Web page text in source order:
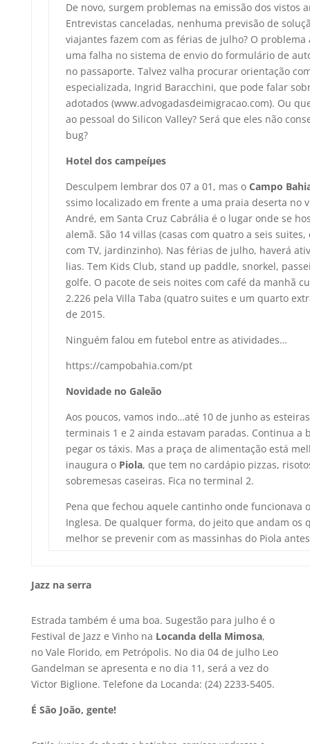
De novo, surgem problemas na emissão dos vistos
Entrevistas canceladas, nenhuma previsão de
viajantes fazem com as férias de julho? O problema
uma falha no sistema de envio do formulário de
no passaporte. Talvez valha procurar orientação
especializada, Ingrid Baracchini, que pode falar
adotados (www.advogadasdeimigracao.com). Ou
ao pessoal do Silicon Valley? Será que eles não
bug?
Hotel dos campeíµes
Desculpem lembrar dos 07 a 01, mas o Campo
ssimo localizado em frente a uma praia deserta no
André, em Santa Cruz Cabrália é o lugar onde se
alemã. São 14 villas (casas com quatro a seis
com TV, jardinzinho). Nas férias de julho, haverá
lias. Tem Kids Club, stand up paddle, snorkel,
golfe. O pacote de seis noites com café da manhã
2.226 pela Villa Taba (quatro suites e um quarto
de 2015.
Ninguém falou em futebol entre as atividades…
https://campobahia.com/pt
Novidade no Galeão
Aos poucos, vamos indo…até 10 de junho as
terminais 1 e 2 ainda estavam paradas. Continua a
pegar os táxis. Mas a praça de alimentação está
inaugura o Piola, que tem no cardápio pizzas,
sobremesas caseiras. Fica no terminal 2.
Pena que fechou aquele cantinho onde funcionava
Inglesa. De qualquer forma, do jeito que andam os
melhor se prevenir com as massinhas do Piola
Jazz na serra
Estrada também é uma boa. Sugestão para julho é o
Festival de Jazz e Vinho na Locanda della Mimosa,
no Vale Florido, em Petrópolis. No dia 04 de julho Leo
Gandelman se apresenta e no dia 11, será a vez do
Victor Biglione. Telefone da Locanda: (24) 2233-5405.
É São João, gente!